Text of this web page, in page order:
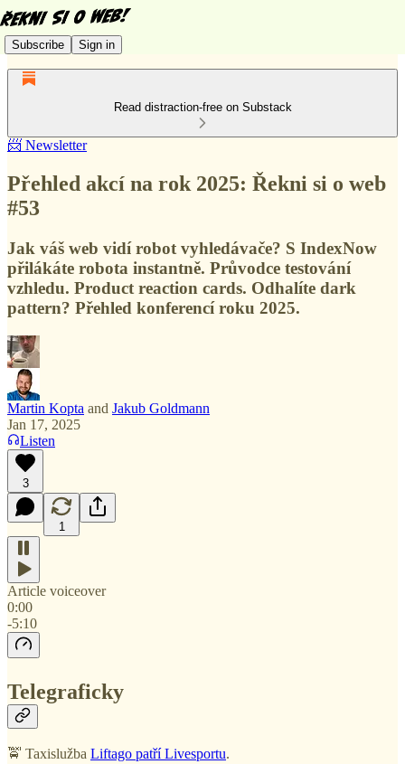
Subscribe Sign in
Read distraction-free on Substack
📨 Newsletter
Přehled akcí na rok 2025: Řekni si o web
#53
Jak váš web vidí robot vyhledávače? S IndexNow
přilákáte robota instantně. Průvodce testování
vzhledu. Product reaction cards. Odhalíte dark
pattern? Přehled konferencí roku 2025.
Martin Kopta and Jakub Goldmann
Jan 17, 2025
Listen
3
1
Article voiceover
0:00
-5:10
Telegraficky
🚖 Taxislužba Liftago patří Livesportu.